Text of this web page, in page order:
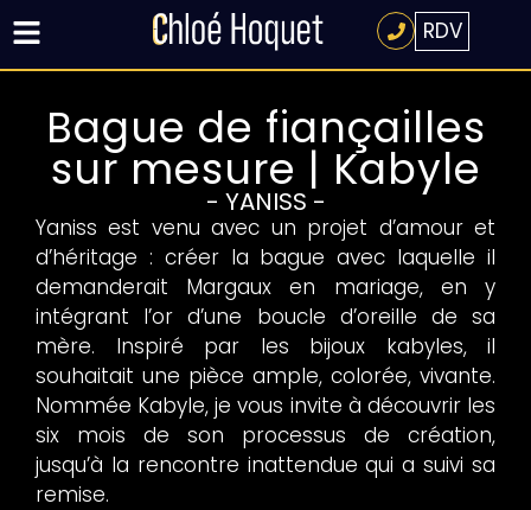
RDV
Bague de fiançailles
sur mesure | Kabyle
- YANISS -
Yaniss est venu avec un projet d’amour et
d’héritage : créer la bague avec laquelle il
demanderait Margaux en mariage, en y
intégrant l’or d’une boucle d’oreille de sa
mère. Inspiré par les bijoux kabyles, il
souhaitait une pièce ample, colorée, vivante.
Nommée Kabyle, je vous invite à découvrir les
six mois de son processus de création,
jusqu’à la rencontre inattendue qui a suivi sa
remise.